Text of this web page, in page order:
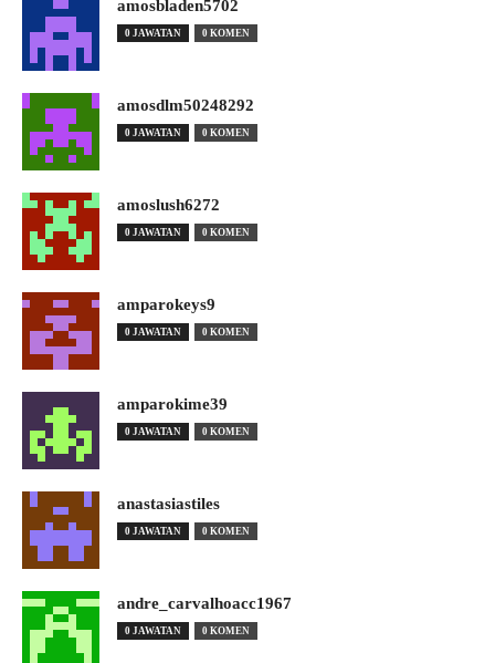
amosbladen5702
0 JAWATAN 0 KOMEN
amosdlm50248292
0 JAWATAN 0 KOMEN
amoslush6272
0 JAWATAN 0 KOMEN
amparokeys9
0 JAWATAN 0 KOMEN
amparokime39
0 JAWATAN 0 KOMEN
anastasiastiles
0 JAWATAN 0 KOMEN
andre_carvalhoacc1967
0 JAWATAN 0 KOMEN